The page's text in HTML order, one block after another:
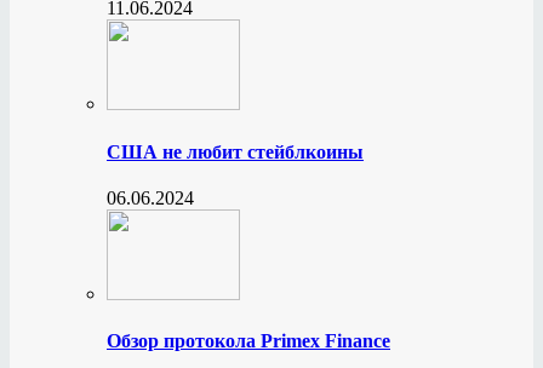
11.06.2024
США не любит стейблкоины
06.06.2024
Обзор протокола Primex Finance